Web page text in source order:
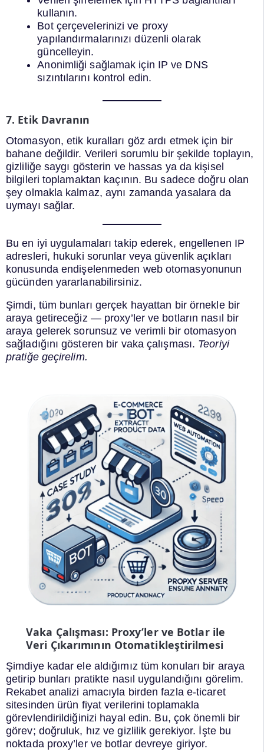
kullanın.
Bot çerçevelerinizi ve proxy
yapılandırmalarınızı düzenli olarak
güncelleyin.
Anonimliği sağlamak için IP ve DNS
sızıntılarını kontrol edin.
7. Etik Davranın
Otomasyon, etik kuralları göz ardı etmek için bir
bahane değildir. Verileri sorumlu bir şekilde toplayın,
gizliliğe saygı gösterin ve hassas ya da kişisel
bilgileri toplamaktan kaçının. Bu sadece doğru olan
şey olmakla kalmaz, aynı zamanda yasalara da
uymayı sağlar.
Bu en iyi uygulamaları takip ederek, engellenen IP
adresleri, hukuki sorunlar veya güvenlik açıkları
konusunda endişelenmeden web otomasyonunun
gücünden yararlanabilirsiniz.
Şimdi, tüm bunları gerçek hayattan bir örnekle bir
araya getireceğiz — proxy’ler ve botların nasıl bir
araya gelerek sorunsuz ve verimli bir otomasyon
sağladığını gösteren bir vaka çalışması. Teoriyi
pratiğe geçirelim.
Vaka Çalışması: Proxy’ler ve Botlar ile
Veri Çıkarımının Otomatikleştirilmesi
Şimdiye kadar ele aldığımız tüm konuları bir araya
getirip bunları pratikte nasıl uygulandığını görelim.
Rekabet analizi amacıyla birden fazla e-ticaret
sitesinden ürün fiyat verilerini toplamakla
görevlendirildiğinizi hayal edin. Bu, çok önemli bir
görev; doğruluk, hız ve gizlilik gerekiyor. İşte bu
noktada proxy’ler ve botlar devreye giriyor.